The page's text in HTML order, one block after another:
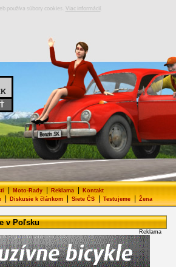
používa súbory cookies. Viac informácií
Moto-Rady Reklama Kontakt
| Diskusie k článkom| Siete ČS| Testujeme| Žena
v Poľsku
Reklama